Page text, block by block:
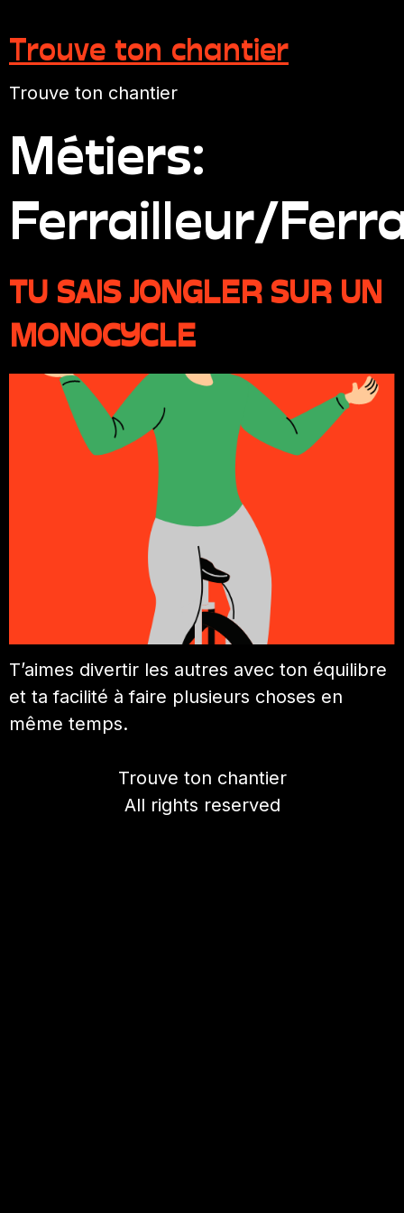
Trouve ton chantier
Trouve ton chantier
Métiers:
Ferrailleur/
TU SAIS JONGLER SUR UN
MONOCYCLE
T’aimes divertir les autres avec ton équilibre
et ta facilité à faire plusieurs choses en
même temps.
Trouve ton chantier
All rights reserved